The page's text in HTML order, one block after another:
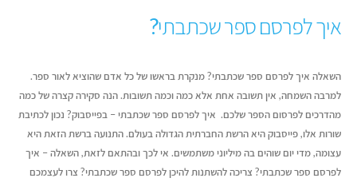
איך לפרסם ספר שכתבתי?
השאלה איך לפרסם ספר שכתבתי? מנקרת בראשו של כל אדם שהוציא לאור ספר.
למרבה השמחה, אין תשובה אחת אלא כמה וכמה תשובות. הנה סקירה קצרה של כמה
מהדרכים לפרסום הספר שלכם. איך לפרסם ספר שכתבתי – בפייסבוק? נכון לכתיבת
שורות אלו, פייסבוק היא הרשת החברתית הגדולה בעולם. התנועה ברשת הזאת היא
עצומה, מדי יום שוהים בה מיליוני משתמשים. אי לכך ובהתאם לזאת, השאלה – איך
לפרסם ספר שכתבתי? צריכה להשתנות להיכן לפרסם ספר שכתבתי? צרו לעצמכם